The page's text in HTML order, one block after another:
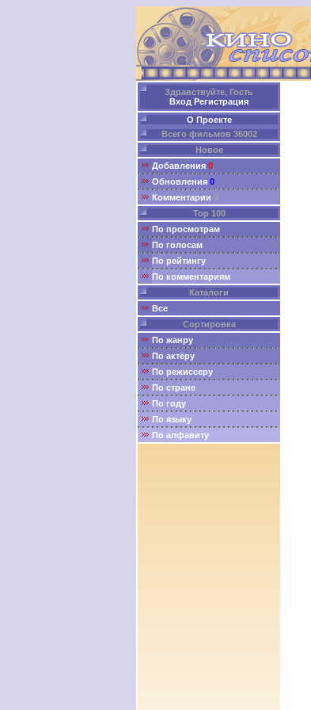
Здравствуйте, Гость
Вход Регистрация
О Проекте
Всего фильмов 36002
Новое
Добавления 0
Обновления 0
Комментарии 0
Top 100
По просмотрам
По голосам
По рейтингу
По комментариям
Каталоги
Все
Сортировка
По жанру
По актёру
По режиссеру
По стране
По году
По языку
По алфавиту